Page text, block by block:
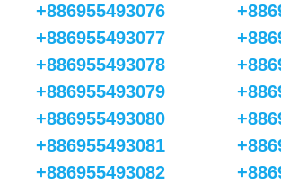
+886955493076
+886955493077
+886955493078
+886955493079
+886955493080
+886955493081
+886955493082